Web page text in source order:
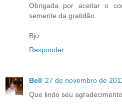
Obrigada por aceitar o
semente da gratidão.
Bjo
Responder
Bell 27 de novembro de
Que lindo seu